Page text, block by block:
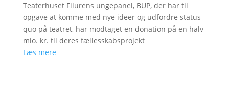
Teaterhuset Filurens ungepanel, BUP, der har til
opgave at komme med nye ideer og udfordre status
quo på teatret, har modtaget en donation på en halv
mio. kr. til deres fællesskabsprojekt
Læs mere